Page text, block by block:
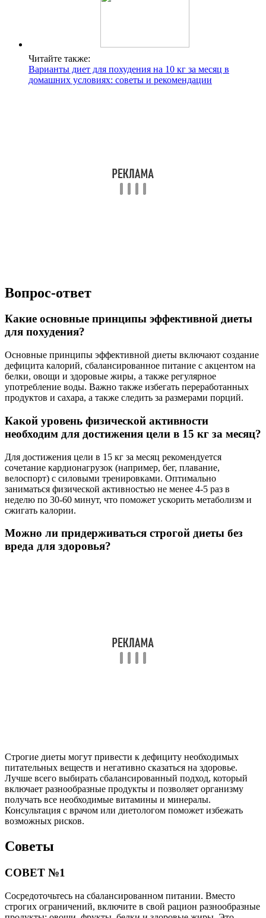
Читайте также:
Варианты диет для похудения на 10 кг за месяц в
домашних условиях: советы и рекомендации
Вопрос-ответ
Какие основные принципы эффективной диеты
для похудения?
Основные принципы эффективной диеты включают создание
дефицита калорий, сбалансированное питание с акцентом на
белки, овощи и здоровые жиры, а также регулярное
употребление воды. Важно также избегать переработанных
продуктов и сахара, а также следить за размерами порций.
Какой уровень физической активности
необходим для достижения цели в 15 кг за месяц?
Для достижения цели в 15 кг за месяц рекомендуется
сочетание кардионагрузок (например, бег, плавание,
велоспорт) с силовыми тренировками. Оптимально
заниматься физической активностью не менее 4-5 раз в
неделю по 30-60 минут, что поможет ускорить метаболизм и
сжигать калории.
Можно ли придерживаться строгой диеты без
вреда для здоровья?
Строгие диеты могут привести к дефициту необходимых
питательных веществ и негативно сказаться на здоровье.
Лучше всего выбирать сбалансированный подход, который
включает разнообразные продукты и позволяет организму
получать все необходимые витамины и минералы.
Консультация с врачом или диетологом поможет избежать
возможных рисков.
Советы
СОВЕТ №1
Сосредоточьтесь на сбалансированном питании. Вместо
строгих ограничений, включите в свой рацион разнообразные